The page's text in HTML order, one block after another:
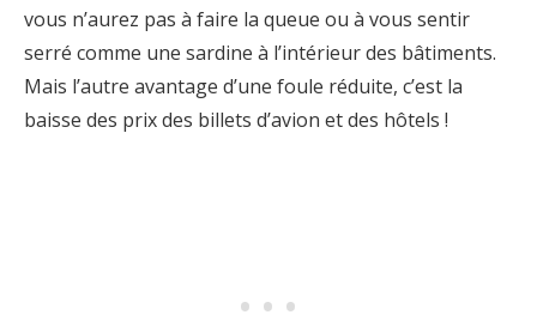
vous n’aurez pas à faire la queue ou à vous sentir
serré comme une sardine à l’intérieur des bâtiments.
Mais l’autre avantage d’une foule réduite, c’est la
baisse des prix des billets d’avion et des hôtels !